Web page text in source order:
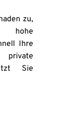
zu,
Ihre
Sie